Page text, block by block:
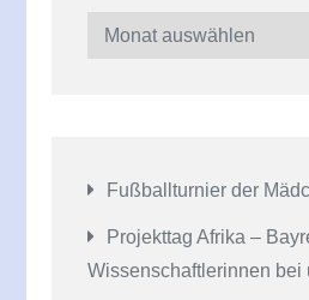
Schulleben
Fußballturnier der
Projekttag Afrika –
Wissenschaftlerinnen bei